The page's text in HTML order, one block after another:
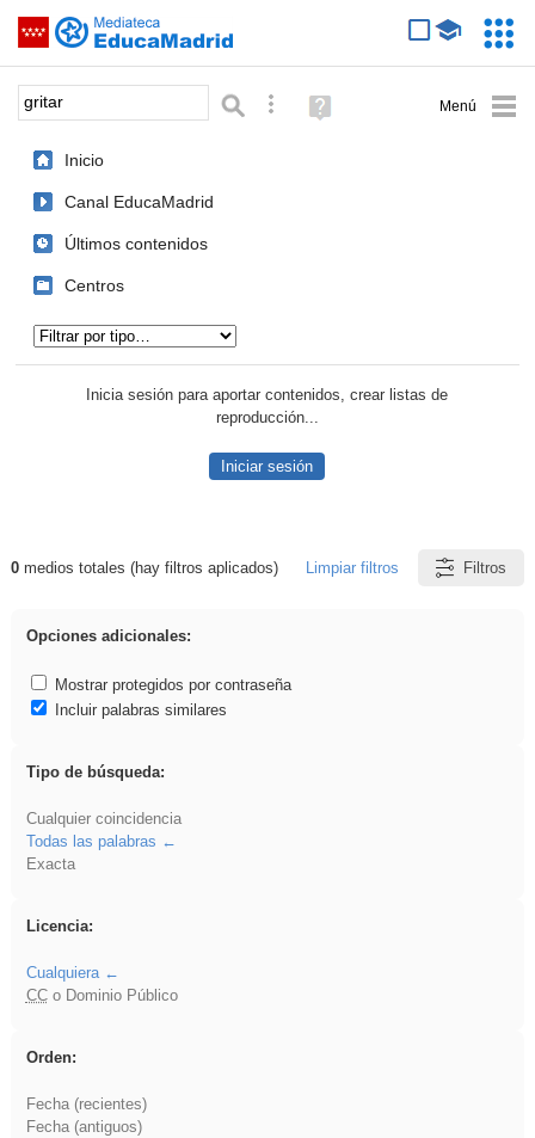
Saltar navegación
Palabra o frase: Búsqueda avanzada
Ayuda
(en
Inicio
Canal EducaMadrid
Últimos contenidos
Centros
Inicia sesión para aportar contenidos, crear listas de
reproducción...
Iniciar sesión
Resultados de: gritar
0medios totales (hay filtros aplicados) Limpiar filtros Filtros
Opciones adicionales:
Mostrar protegidos por contraseña
Incluir palabras similares
Tipo de búsqueda:
Cualquier coincidencia
Todas las palabras
Exacta
Licencia:
Cualquiera
CCo Dominio Público
Orden:
Fecha (recientes)
Fecha (antiguos)